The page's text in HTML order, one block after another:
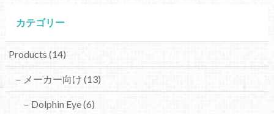
カテゴリー
Products (14)
－メーカー向け (13)
－Dolphin Eye(6)